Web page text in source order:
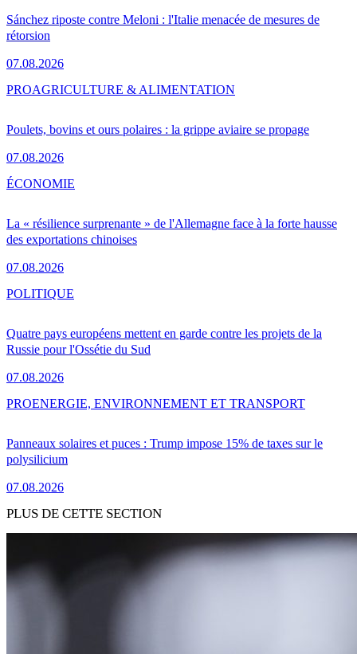
Sánchez riposte contre Meloni : l'Italie menacée de mesures de
rétorsion
07.08.2026
Poulets, bovins et ours polaires : la grippe aviaire se propage
07.08.2026
PROAGRICULTURE & ALIMENTATION
La « résilience surprenante » de l'Allemagne face à la forte hausse
des exportations chinoises
07.08.2026
ÉCONOMIE
Quatre pays européens mettent en garde contre les projets de la
Russie pour l'Ossétie du Sud
07.08.2026
POLITIQUE
Panneaux solaires et puces : Trump impose 15% de taxes sur le
polysilicium
07.08.2026
PROENERGIE, ENVIRONNEMENT ET TRANSPORT
PLUS DE CETTE SECTION